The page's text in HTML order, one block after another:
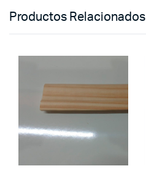
Productos Relacionados